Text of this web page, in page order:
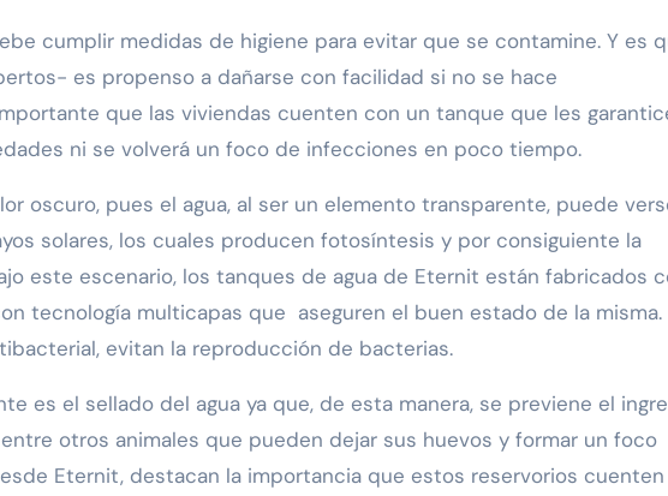
cumplir medidas de higiene para evitar que se contamine. Y es
es propenso a dañarse con facilidad si no se hace
que las viviendas cuenten con un tanque que les
ni se volverá un foco de infecciones en poco tiempo.
oscuro, pues el agua, al ser un elemento transparente, puede
solares, los cuales producen fotosíntesis y por consiguiente la
este escenario, los tanques de agua de Eternit están fabricados
tecnología multicapas que aseguren el buen estado de la misma.
evitan la reproducción de bacterias.
es el sellado del agua ya que, de esta manera, se previene el
otros animales que pueden dejar sus huevos y formar un foco
Eternit, destacan la importancia que estos reservorios